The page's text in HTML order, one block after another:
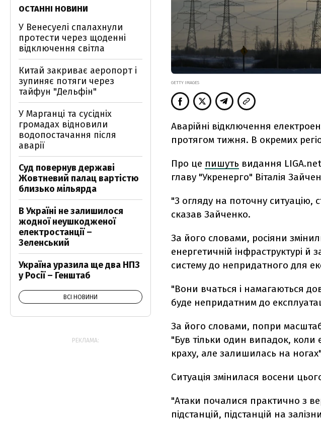
GETTY IMAGES
Аварійні відключення
протягом тижня. В окремих
Про це пишуть видання
главу "Укренерго" Віталія
"З огляду на поточну ситуацію,
сказав Зайченко.
За його словами, росіяни
енергетичній інфраструктурі й
систему до непридатного для
"Вони вчаться і намагаються
буде непридатним до
За його словами, попри
"Був тільки один випадок,
краху, але залишилась на
Ситуація змінилася восени
"Атаки почалися практично з
підстанцій, підстанцій на
ОСТАННІ НОВИНИ
У Венесуелі спалахнули
протести через щоденні
відключення світла
Китай закриває аеропорт і
зупиняє потяги через
тайфун "Дельфін"
У Марганці та сусідніх
громадах відновили
водопостачання після
аварії
Суд повернув державі
Жовтневий палац вартістю
близько мільярда
В Україні не залишилося
жодної неушкодженої
електростанції –
Зеленський
Україна уразила ще два НПЗ
у Росії – Генштаб
ВСІ НОВИНИ
РЕКЛАМА: